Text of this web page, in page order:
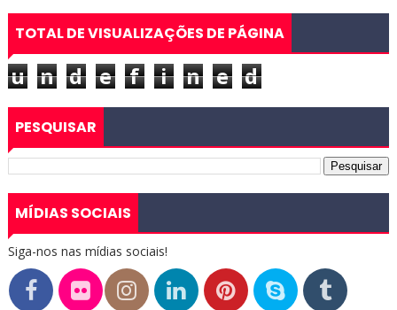
TOTAL DE VISUALIZAÇÕES DE PÁGINA
u n d e f i n e d
PESQUISAR
MÍDIAS SOCIAIS
Siga-nos nas mídias sociais!